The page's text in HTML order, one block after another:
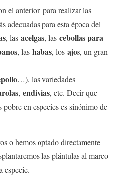
el anterior, para realizar las
adecuadas para esta época del
, las acelgas, las cebollas para
, las habas, los ajos, un gran
…), las variedades
, endivias, etc. Decir que
pobre en especies es sinónimo de
o hemos optado directamente
las plántulas al marco
especie.